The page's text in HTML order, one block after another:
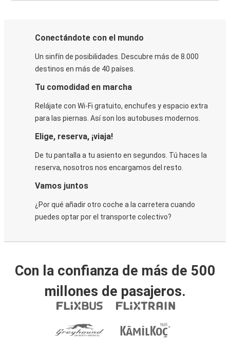
Conectándote con el mundo
Un sinfín de posibilidades. Descubre más de 8.000
destinos en más de 40 países.
Tu comodidad en marcha
Relájate con Wi-Fi gratuito, enchufes y espacio extra
para las piernas. Así son los autobuses modernos.
Elige, reserva, ¡viaja!
De tu pantalla a tu asiento en segundos. Tú haces la
reserva, nosotros nos encargamos del resto.
Vamos juntos
¿Por qué añadir otro coche a la carretera cuando
puedes optar por el transporte colectivo?
Con la confianza de más de 500
millones de pasajeros.